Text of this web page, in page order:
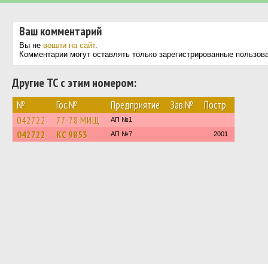
Ваш комментарий
Вы не вошли на сайт.
Комментарии могут оставлять только зарегистрированные
Другие ТС с этим номером:
№ Гос.№ Предприятие Зав.№ Постр.
042722 77-78 МИЩ АП №1
042722 КС 9853 АП №7 2001